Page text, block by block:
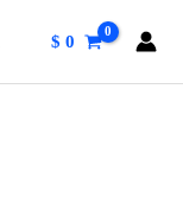
$ 0